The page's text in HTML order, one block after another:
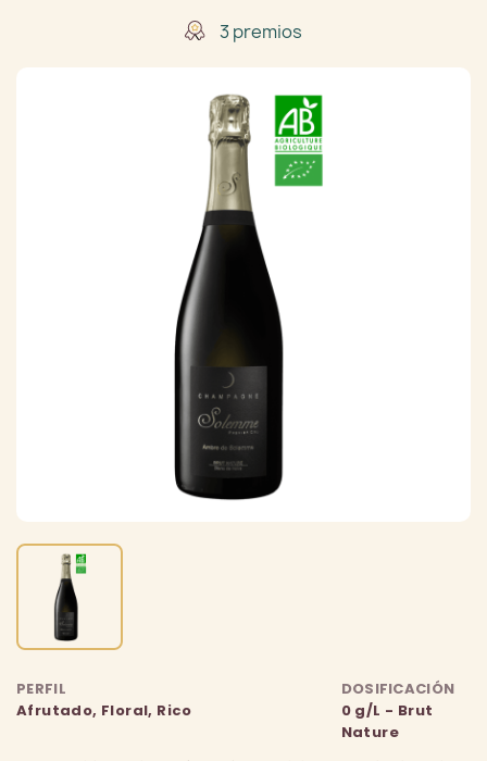
3 premios
PERFIL
Afrutado, Floral, Rico
DOSIFICACIÓN
0 g/L - Brut
Nature